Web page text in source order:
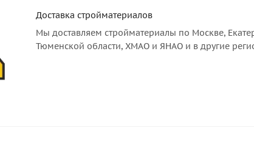
Доставка стройматериалов
Мы доставляем стройматериалы по Москве,
Тюменской области, ХМАО и ЯНАО и в другие